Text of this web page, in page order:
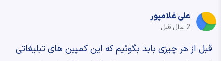
علی غلامپور
2 سال قبل
قبل از هر چیزی باید بگوئیم که این کمپین های تبلیغاتی